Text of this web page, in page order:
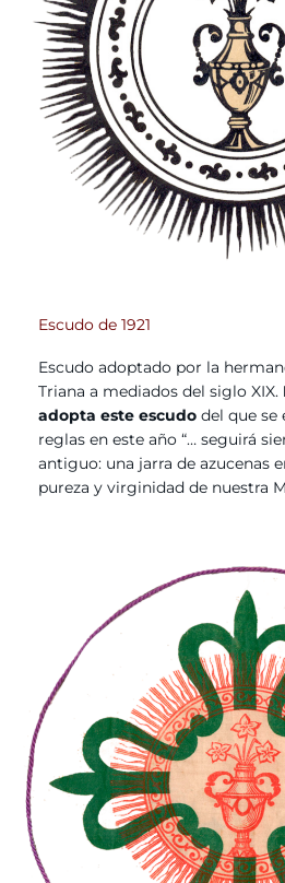
Escudo de 1921
Escudo adoptado por la
Triana a mediados del siglo XIX.
adopta este escudo del que se
reglas en este año “… seguirá
antiguo: una jarra de azucenas
pureza y virginidad de nuestra